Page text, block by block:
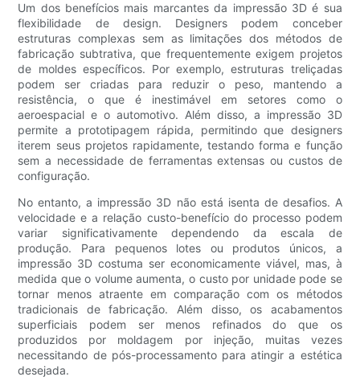
Um dos benefícios mais marcantes da impressão 3D é sua
flexibilidade de design. Designers podem conceber
estruturas complexas sem as limitações dos métodos de
fabricação subtrativa, que frequentemente exigem projetos
de moldes específicos. Por exemplo, estruturas treliçadas
podem ser criadas para reduzir o peso, mantendo a
resistência, o que é inestimável em setores como o
aeroespacial e o automotivo. Além disso, a impressão 3D
permite a prototipagem rápida, permitindo que designers
iterem seus projetos rapidamente, testando forma e função
sem a necessidade de ferramentas extensas ou custos de
configuração.
No entanto, a impressão 3D não está isenta de desafios. A
velocidade e a relação custo-benefício do processo podem
variar significativamente dependendo da escala de
produção. Para pequenos lotes ou produtos únicos, a
impressão 3D costuma ser economicamente viável, mas, à
medida que o volume aumenta, o custo por unidade pode se
tornar menos atraente em comparação com os métodos
tradicionais de fabricação. Além disso, os acabamentos
superficiais podem ser menos refinados do que os
produzidos por moldagem por injeção, muitas vezes
necessitando de pós-processamento para atingir a estética
desejada.